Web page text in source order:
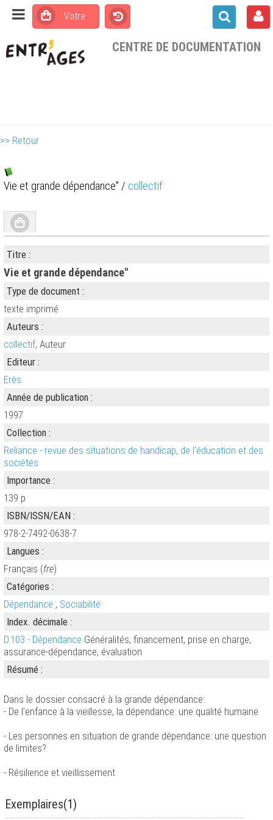
CENTRE DE DOCUMENTATION
>> Retour
Vie et grande dépendance" / collectif
Titre :
Vie et grande dépendance"
Type de document :
texte imprimé
Auteurs :
collectif, Auteur
Editeur :
Erès
Année de publication :
1997
Collection :
Reliance - revue des situations de handicap, de l'éducation et des
sociétés
Importance :
139 p
ISBN/ISSN/EAN :
978-2-7492-0638-7
Langues :
Français (fre)
Catégories :
Dépendance , Sociabilité
Index. décimale :
D.103 - Dépendance Généralités, financement, prise en charge,
assurance-dépendance, évaluation
Résumé :
Dans le dossier consacré à la grande dépendance:
- De l’enfance à la vieillesse, la dépendance: une qualité humaine
- Les personnes en situation de grande dépendance: une question
de limites?
- Résilience et vieillissement
Exemplaires(1)